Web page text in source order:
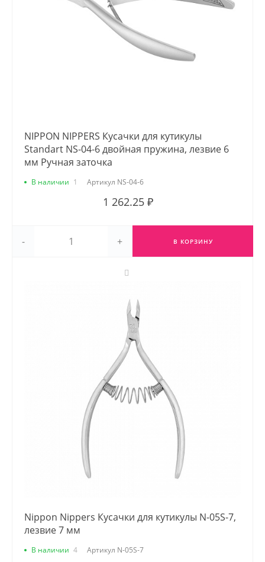
NIPPON NIPPERS Кусачки для кутикулы
Standart NS-04-6 двойная пружина, лезвие 6
мм Ручная заточка
В наличии 1 Артикул NS-04-6
1 262.25 ₽
- + В КОРЗИНУ
Nippon Nippers Кусачки для кутикулы N-05S-7,
лезвие 7 мм
В наличии 4 Артикул N-05S-7